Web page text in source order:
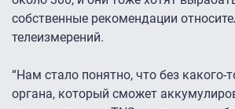
собственные рекомендации
телеизмерений.
“Нам стало понятно, что без какого-
органа, который сможет